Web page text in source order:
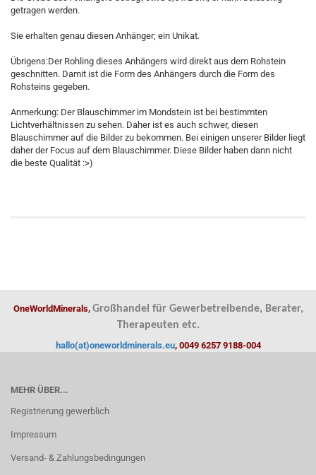
getragen werden.
Sie erhalten genau diesen Anhänger; ein Unikat.
Übrigens:Der Rohling dieses Anhängers wird direkt aus dem Rohstein
geschnitten. Damit ist die Form des Anhängers durch die Form des
Rohsteins gegeben.
Anmerkung: Der Blauschimmer im Mondstein ist bei bestimmten
Lichtverhältnissen zu sehen. Daher ist es auch schwer, diesen
Blauschimmer auf die Bilder zu bekommen. Bei einigen unserer Bilder liegt
daher der Focus auf dem Blauschimmer. Diese Bilder haben dann nicht
die beste Qualität :>)
OneWorldMinerals, Großhandel für Gewerbetreibende, Berater,
Therapeuten etc.
hallo(at)oneworldminerals.eu, 0049 6257 9188-004
MEHR ÜBER...
Registrierung gewerblich
Impressum
Versand- & Zahlungsbedingungen